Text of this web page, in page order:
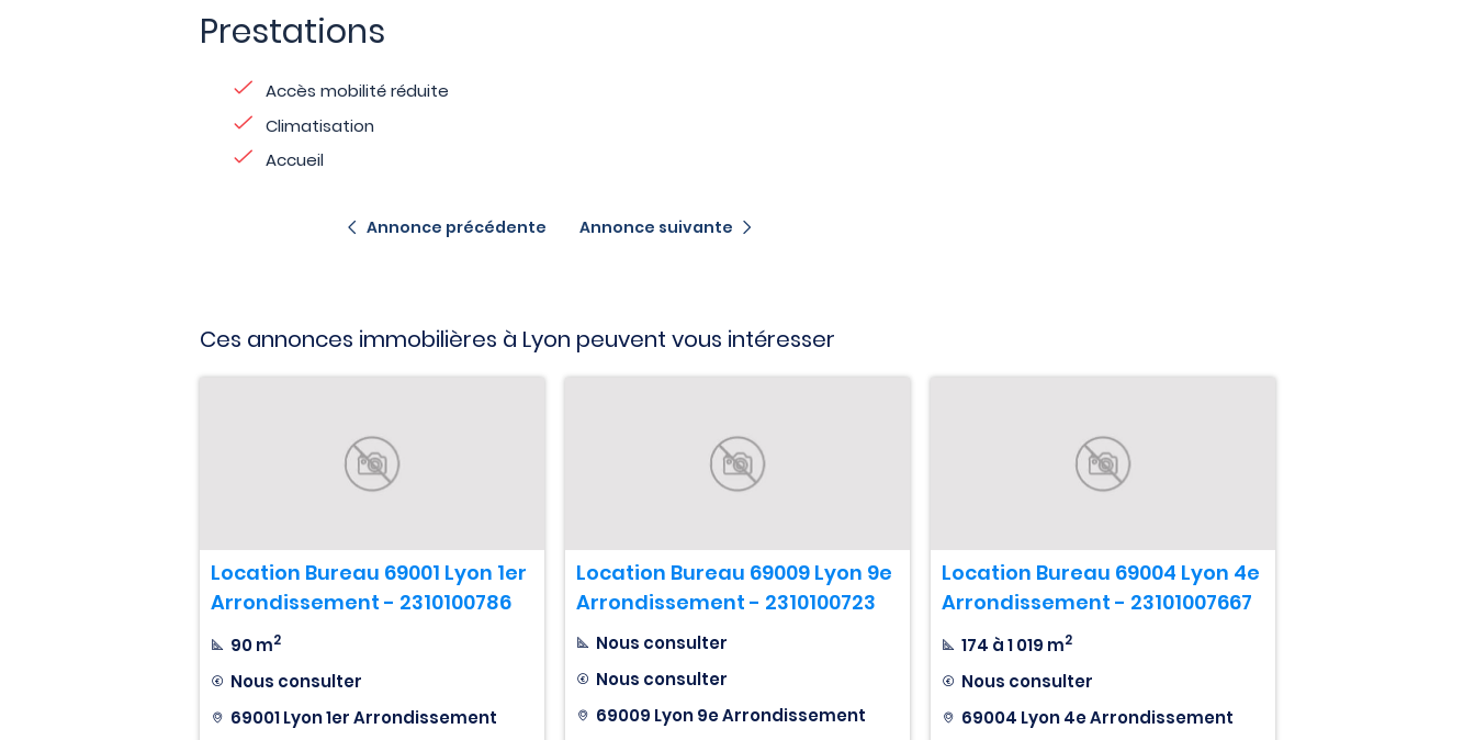
Prestations
Accès mobilité réduite
Climatisation
Accueil
Annonce précédente Annonce suivante
Ces annonces immobilières à Lyon peuvent vous intéresser
Location Bureau 69001 Lyon 1er
Arrondissement - 2310100786
90 m2
Nous consulter
69001 Lyon 1er Arrondissement
Location Bureau 69009 Lyon 9e
Arrondissement - 2310100723
Nous consulter
Nous consulter
69009 Lyon 9e Arrondissement
Location Bureau 69004 Lyon 4e
Arrondissement - 23101007667
174 à 1 019 m2
Nous consulter
69004 Lyon 4e Arrondissement